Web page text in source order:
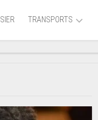
TRANSPORTS
Aérien
Routier